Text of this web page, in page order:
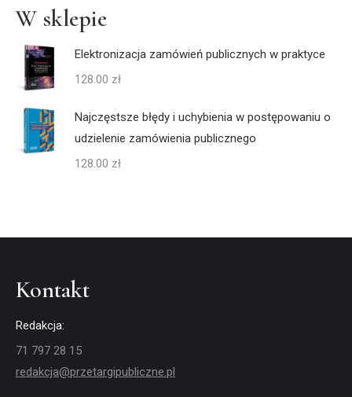
W sklepie
Elektronizacja zamówień publicznych w praktyce
128.00 zł
Najczęstsze błędy i uchybienia w postępowaniu o
udzielenie zamówienia publicznego
128.00 zł
Kontakt
Redakcja:
71 797 28 15
redakcja@przetargipubliczne.pl